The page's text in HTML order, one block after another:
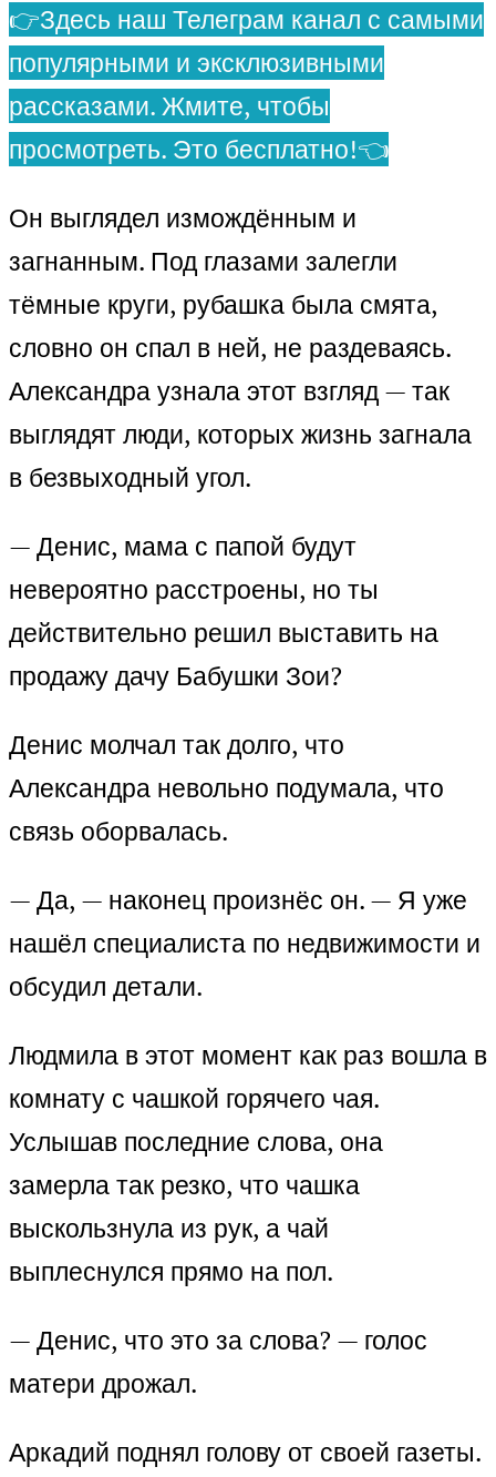
👉Здесь наш Телеграм канал с самыми
популярными и эксклюзивными
рассказами. Жмите, чтобы
просмотреть. Это бесплатно!👈
Он выглядел измождённым и
загнанным. Под глазами залегли
тёмные круги, рубашка была смята,
словно он спал в ней, не раздеваясь.
Александра узнала этот взгляд — так
выглядят люди, которых жизнь загнала
в безвыходный угол.
— Денис, мама с папой будут
невероятно расстроены, но ты
действительно решил выставить на
продажу дачу Бабушки Зои?
Денис молчал так долго, что
Александра невольно подумала, что
связь оборвалась.
— Да, — наконец произнёс он. — Я уже
нашёл специалиста по недвижимости и
обсудил детали.
Людмила в этот момент как раз вошла в
комнату с чашкой горячего чая.
Услышав последние слова, она
замерла так резко, что чашка
выскользнула из рук, а чай
выплеснулся прямо на пол.
— Денис, что это за слова? — голос
матери дрожал.
Аркадий поднял голову от своей газеты.